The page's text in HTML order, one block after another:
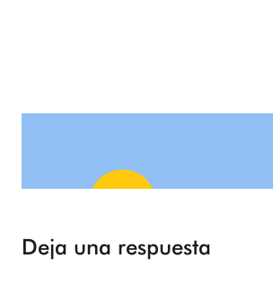
openning in a
Deja una respuesta